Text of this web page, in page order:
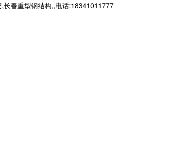
长春重型钢结构,,电话:18341011777